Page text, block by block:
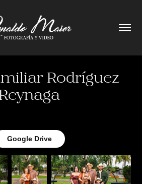
Rodríguez
Google Drive